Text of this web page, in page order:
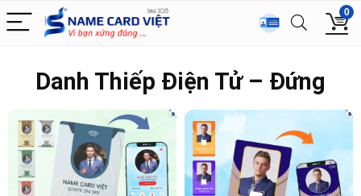
0
Danh Thiếp Điện Tử – Đứng